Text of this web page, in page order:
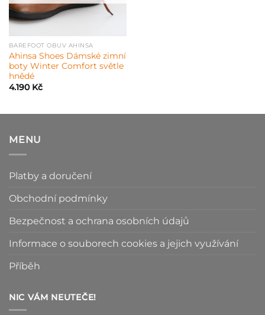
BAREFOOT OBUV AHINSA
Ahinsa Shoes Dámské zimní
boty Winter Comfort světle
hnědé
4.190 Kč
MENU
Platby a doručení
Obchodní podmínky
Bezpečnost a ochrana osobních údajů
Informace o souborech cookies a jejich využívání
Příběh
NIC VÁM NEUTEČE!